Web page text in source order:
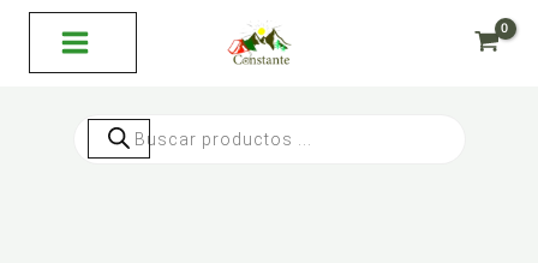
contenido
Búsqueda
productos